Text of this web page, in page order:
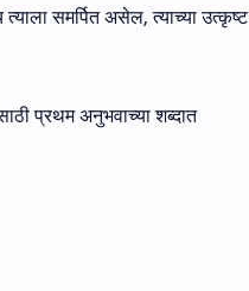
त्याला समर्पित असेल, त्याच्या उत्कृष्ट
प्रथम अनुभवाच्या शब्दात